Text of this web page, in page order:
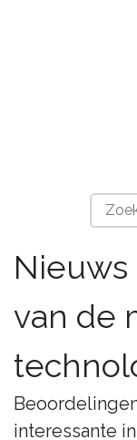
van de
interessante